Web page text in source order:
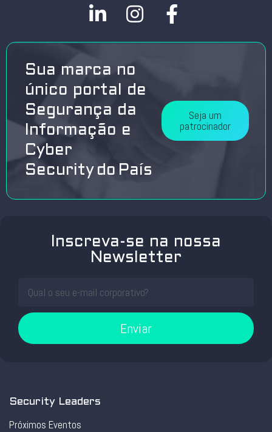
Sua marca no
único portal de
Segurança da
Informação e
Cyber
Security do País
Seja um
patrocinador
Inscreva-se na nossa
Newsletter
Enviar
Security Leaders
Próximos Eventos